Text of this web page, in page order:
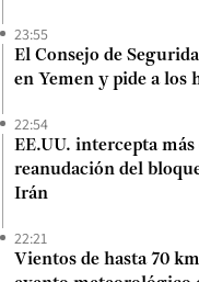
23:55
El Consejo de
en Yemen y pide a los
22:54
EE.UU. intercepta más
reanudación del
Irán
22:21
Vientos de hasta 70